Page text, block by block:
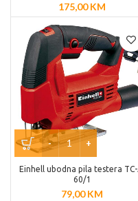
175,00KM
Einhell ubodna pila testera TC-
60/1
79,00KM